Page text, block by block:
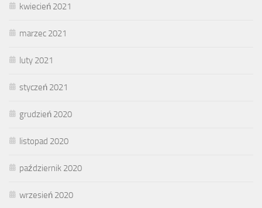
kwiecień 2021
marzec 2021
luty 2021
styczeń 2021
grudzień 2020
listopad 2020
październik 2020
wrzesień 2020